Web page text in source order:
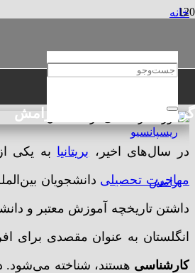
گروه حقوقی و مهاجرتی رامش
خانه
دوره کارشناسی در
در سال‌های اخیر، بریتانیا به یکی
مهاجرت تحصیلی دانشجویان
داشتن تاریخچه آموزش معتبر و
انگلستان به عنوان مقصدی برای
کارشناسی هستند، شناخته می‌شود.